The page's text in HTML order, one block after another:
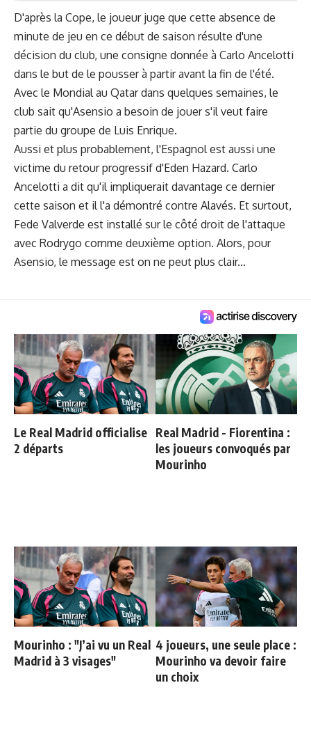
D'après la Cope, le joueur juge que cette absence de
minute de jeu en ce début de saison résulte d'une
décision du club, une consigne donnée à Carlo Ancelotti
dans le but de le pousser à partir avant la fin de l'été.
Avec le Mondial au Qatar dans quelques semaines, le
club sait qu'Asensio a besoin de jouer s'il veut faire
partie du groupe de Luis Enrique.
Aussi et plus probablement, l'Espagnol est aussi une
victime du retour progressif d'Eden Hazard. Carlo
Ancelotti a dit qu'il impliquerait davantage ce dernier
cette saison et il l'a démontré contre Alavés. Et surtout,
Fede Valverde est installé sur le côté droit de l'attaque
avec Rodrygo comme deuxième option. Alors, pour
Asensio, le message est on ne peut plus clair...
Le Real Madrid officialise
2 départs
Real Madrid - Fiorentina :
les joueurs convoqués par
Mourinho
Mourinho : "J’ai vu un Real
Madrid à 3 visages"
4 joueurs, une seule place :
Mourinho va devoir faire
un choix